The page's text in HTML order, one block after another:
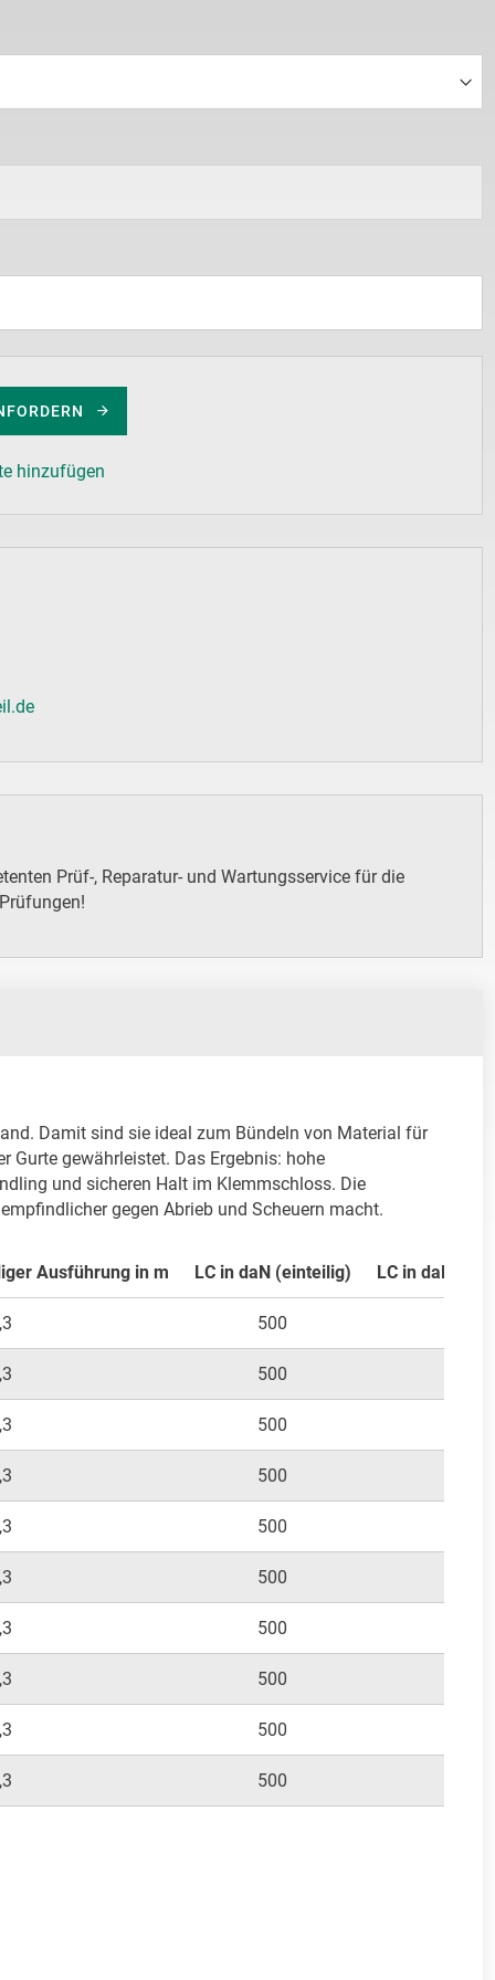
hinzufügen
Prüf-, Reparatur- und Wartungsservice für die
Damit sind sie ideal zum Bündeln von Material für
Gurte gewährleistet. Das Ergebnis: hohe
und sicheren Halt im Klemmschloss. Die
gegen Abrieb und Scheuern macht.
Ausführung in m LC in daN (einteilig) LC in daN
500
500
500
500
500
500
500
500
500
500